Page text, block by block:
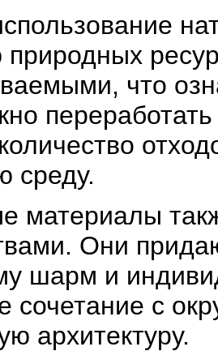
природных
что
переработать
среду.
материалы
Они
шарм и
сочетание с
архитектуру.